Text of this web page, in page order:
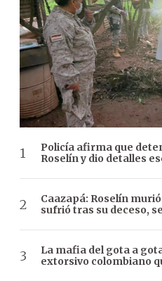
Policía afirma que
Roselín y dio detalles
Caazapá: Roselín
sufrió tras su deceso,
La mafia del gota a
extorsivo colombiano